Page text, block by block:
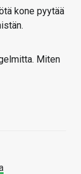
kone pyytää
Miten